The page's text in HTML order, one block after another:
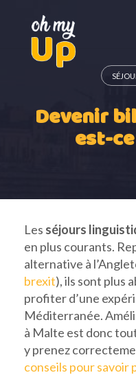
content
Devenir
est-
Les séjours
en plus courants.
alternative à
brexit), ils sont plus
profiter d’une
Méditerranée.
à Malte est donc
y prenez
conseils pour savoir